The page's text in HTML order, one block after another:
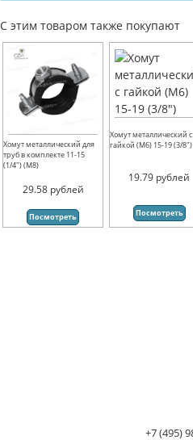
С этим товаром также покупают
Хомут металлический для
труб в комплекте 11-15
(1/4") (М8)
29.58 рублей
Посмотреть
Хомут металлический с
гайкой (М6) 15-19 (3/8")
19.79 рублей
Посмотреть
+7 (495)